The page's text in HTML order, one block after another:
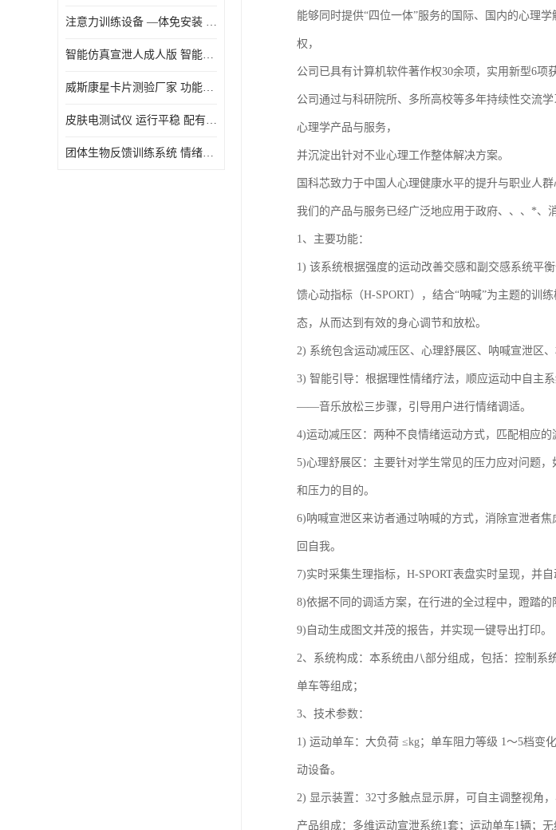
注意力训练设备 —体免安装 数据呈现方式多
智能仿真宣泄人成人版 智能化程度高 内置多种宣泄主题
威斯康星卡片测验厂家 功能丰富 应用领域广
皮肤电测试仪 运行平稳 配有内置扬声器
团体生物反馈训练系统 情绪宣泄设备 系统管理方便
能够同时提供“四位一体”服务的国际、国内的心理
权，
公司已具有计算机软件著作权30余项，实用新型6项
公司通过与科研院所、多所高校等多年持续性交流
心理学产品与服务，
并沉淀出针对不业心理工作整体解决方案。
国科芯致力于中国人心理健康水平的提升与职业人
我们的产品与服务已经广泛地应用于政府、、、*、
1、主要功能：
1) 该系统根据强度的运动改善交感和副交感系统平
馈心动指标（H-SPORT），结合“呐喊”为主题的训
态，从而达到有效的身心调节和放松。
2) 系统包含运动减压区、心理舒展区、呐喊宣泄区、
3) 智能引导：根据理性情绪疗法，顺应运动中自
——音乐放松三步骤，引导用户进行情绪调适。
4)运动减压区：两种不良情绪运动方式，匹配相应
5)心理舒展区：主要针对学生常见的压力应对问题
和压力的目的。
6)呐喊宣泄区来访者通过呐喊的方式，消除宣泄者
回自我。
7)实时采集生理指标，H-SPORT表盘实时呈现，并
8)依据不同的调适方案，在行进的全过程中，蹬踏的
9)自动生成图文并茂的报告，并实现一键导出打印。
2、系统构成：本系统由八部分组成，包括：控制
单车等组成；
3、技术参数：
1) 运动单车：大负荷 ≤kg；单车阻力等级 1～5档变
动设备。
2) 显示装置：32寸多触点显示屏，可自主调整视角
产品组成：多维运动宣泄系统1套；运动单车1辆；